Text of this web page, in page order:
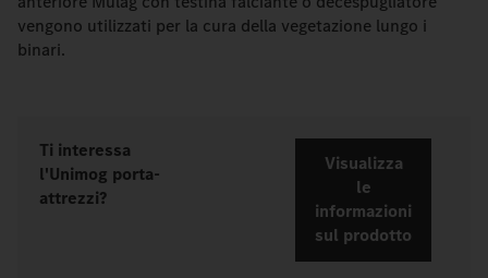
vengono utilizzati per la cura della vegetazione lungo i
binari.
Ti interessa
l'Unimog porta-
attrezzi?
Visualizza
le
informazioni
sul prodotto